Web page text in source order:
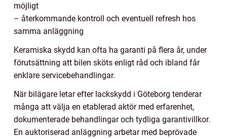
möjligt
– återkommande kontroll och eventuell refresh hos
samma anläggning
Keramiska skydd kan ofta ha garanti på flera år, under
förutsättning att bilen sköts enligt råd och ibland får
enklare servicebehandlingar.
När bilägare letar efter lackskydd i Göteborg tenderar
många att välja en etablerad aktör med erfarenhet,
dokumenterade behandlingar och tydliga garantivillkor.
En auktoriserad anläggning arbetar med beprövade